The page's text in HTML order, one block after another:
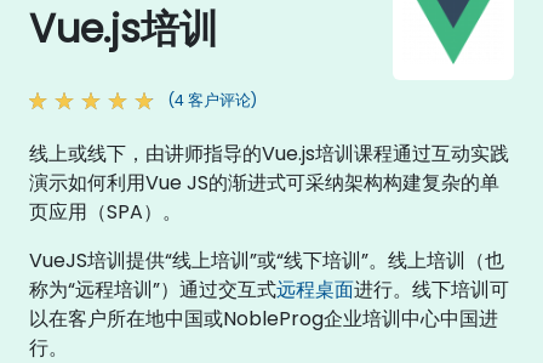
Vue.js培训
(4 客户评论)
线上或线下，由讲师指导的Vue.js培训课程通过互动实践
演示如何利用Vue JS的渐进式可采纳架构构建复杂的单
页应用（SPA）。
VueJS培训提供“线上培训”或“线下培训”。线上培训（也
称为“远程培训”）通过交互式远程桌面进行。线下培训可
以在客户所在地中国或NobleProg企业培训中心中国进
行。